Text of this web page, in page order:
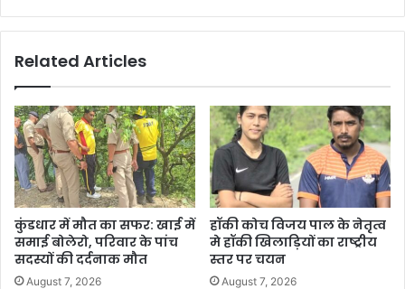
Related Articles
कुंडधार में मौत का सफर: खाई में
समाई बोलेरो, परिवार के पांच
सदस्यों की दर्दनाक मौत
August 7, 2026
हॉकी कोच विजय पाल के नेतृत्व
मे हॉकी खिलाड़ियों का राष्ट्रीय
स्तर पर चयन
August 7, 2026